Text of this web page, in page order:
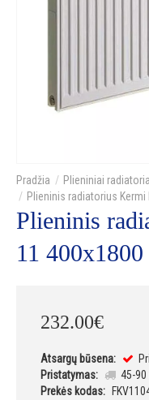
Plieniniai
Plieninis radiatorius Kermi
Plieninis
11 400x1800
232.00€
Atsargų būsena:
Pristatymas:
45-90
Prekės kodas: